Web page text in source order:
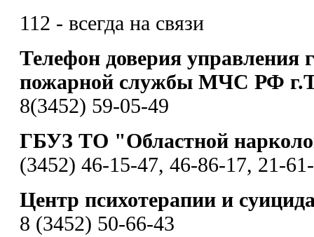
112 - всегда на связи
Телефон доверия управления
пожарной службы МЧС РФ
8(3452) 59-05-49
ГБУЗ ТО "Областной
(3452) 46-15-47, 46-86-17, 21-
Центр психотерапии и
8 (3452) 50-66-43